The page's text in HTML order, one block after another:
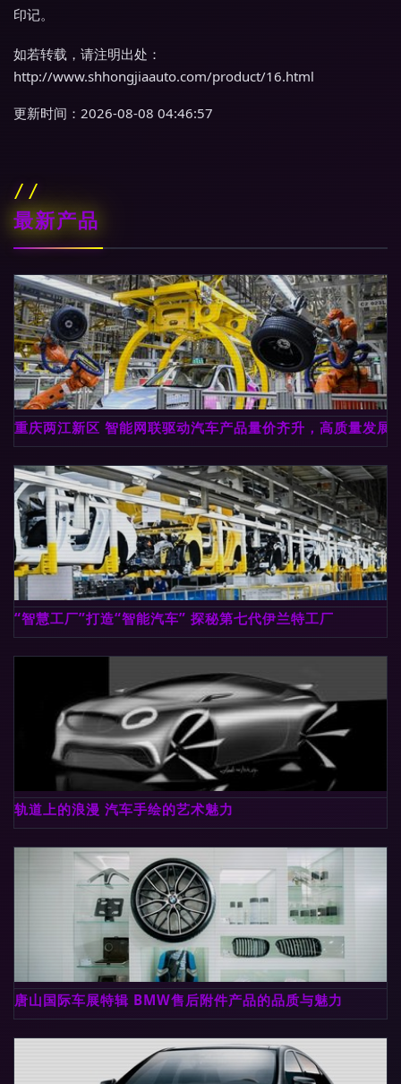
印记。
如若转载，请注明出处：
http://www.shhongjiaauto.com/product/16.html
更新时间：2026-08-08 04:46:57
最新产品
重庆两江新区 智能网联驱动汽车产品量价齐升，高质量发展
“智慧工厂”打造“智能汽车” 探秘第七代伊兰特工厂
轨道上的浪漫 汽车手绘的艺术魅力
唐山国际车展特辑 BMW售后附件产品的品质与魅力